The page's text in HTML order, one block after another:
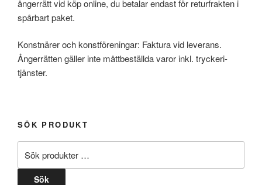
ångerrätt vid köp online, du betalar endast för returfrakten i
spårbart paket.
Konstnärer och konstföreningar: Faktura vid leverans.
Ångerrätten gäller inte måttbeställda varor inkl. tryckeri-
tjänster.
SÖK PRODUKT
efter:
Sök